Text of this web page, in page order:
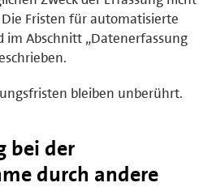
Fristen für automatisierte
im Abschnitt „Datenerfassung
bleiben unberührt.
bei der
durch andere